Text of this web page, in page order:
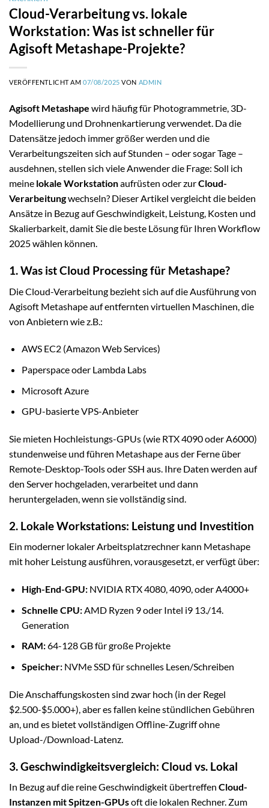
Cloud-Verarbeitung vs. lokale
Workstation: Was ist schneller für
Agisoft Metashape-Projekte?
VERÖFFENTLICHT AM07/08/2025 VON ADMIN
Agisoft Metashape wird häufig für Photogrammetrie, 3D-
Modellierung und Drohnenkartierung verwendet. Da die
Datensätze jedoch immer größer werden und die
Verarbeitungszeiten sich auf Stunden – oder sogar Tage –
ausdehnen, stellen sich viele Anwender die Frage: Soll ich
meine lokale Workstationaufrüsten oder zurCloud-
Verarbeitungwechseln? Dieser Artikel vergleicht die beiden
Ansätze in Bezug auf Geschwindigkeit, Leistung, Kosten und
Skalierbarkeit, damit Sie die beste Lösung für Ihren Workflow
2025 wählen können.
1. Was ist Cloud Processing für Metashape?
Die Cloud-Verarbeitung bezieht sich auf die Ausführung von
Agisoft Metashape auf entfernten virtuellen Maschinen, die
von Anbietern wie z.B.:
AWS EC2 (Amazon Web Services)
Paperspace oder Lambda Labs
Microsoft Azure
GPU-basierte VPS-Anbieter
Sie mieten Hochleistungs-GPUs (wie RTX 4090 oder A6000)
stundenweise und führen Metashape aus der Ferne über
Remote-Desktop-Tools oder SSH aus. Ihre Daten werden auf
den Server hochgeladen, verarbeitet und dann
heruntergeladen, wenn sie vollständig sind.
2. Lokale Workstations: Leistung und Investition
Ein moderner lokaler Arbeitsplatzrechner kann Metashape
mit hoher Leistung ausführen, vorausgesetzt, er verfügt über:
High-End-GPU:NVIDIA RTX 4080, 4090, oder A4000+
Schnelle CPU:AMD Ryzen 9 oder Intel i9 13./14.
Generation
RAM:64-128 GB für große Projekte
Speicher:NVMe SSD für schnelles Lesen/Schreiben
Die Anschaffungskosten sind zwar hoch (in der Regel
$2.500-$5.000+), aber es fallen keine stündlichen Gebühren
an, und es bietet vollständigen Offline-Zugriff ohne
Upload-/Download-Latenz.
3. Geschwindigkeitsvergleich: Cloud vs. Lokal
In Bezug auf die reine Geschwindigkeit übertreffen Cloud-
Instanzen mit Spitzen-GPUsoft die lokalen Rechner. Zum